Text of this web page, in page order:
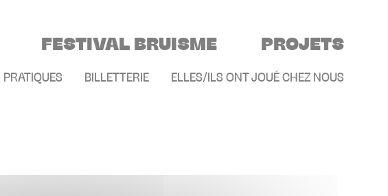
FESTIVAL BRUISME PROJETS
BILLETTERIE ELLES/ILS ONT JOUÉ CHEZ NOUS